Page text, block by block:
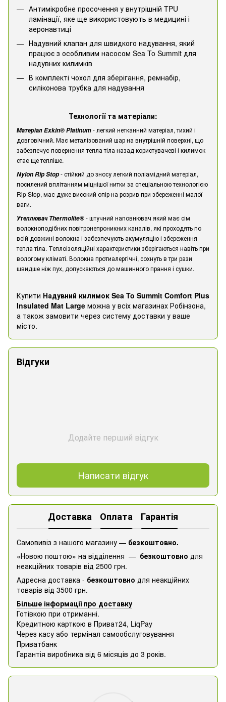
Антимікробне просочення у внутрішній TPU
ламінації, яке ще використовують в медицині і
аеронавтиці
Надувний клапан для швидкого надування, який
працює з особливим насосом Sea To Summit для
надувних килимків
В комплекті чохол для зберігання, ремнабір,
силіконова трубка для надування
Технології та матеріали:
Матеріал Exkin® Platinum- легкий нетканний матеріал, тихий і
довговічний. Має металізований шар на внутрішній поверхні, що
забезпечує повернення тепла тіла назад користувачеві і килимок
стає ще тепліше.
Nylon Rip Stop- стійкий до зносу легкий поліамідний матеріал,
посилений вплітанням міцнішої нитки за спеціальною технологією
Rip Stop, має дуже високий опір на розрив при збереженні малої
ваги.
Утеплювач Thermolite®- штучний наповнювач який має сім
волокноподібних повітронепроникних каналів, які проходять по
всій довжині волокна і забезпечують акумуляцію і збереження
тепла тіла. Теплоізоляційні характеристики зберігаються навіть при
вологому кліматі. Волокна протиалергічні, сохнуть в три рази
швидше ніж пух, допускаються до машинного прання і сушки.
Купити Надувний килимок Sea To Summit Comfort Plus
Insulated Mat Large можна у всіх магазинах Робінзона,
а також замовити через систему доставки у ваше
місто.
Відгуки
Додайте перший відгук
Написати відгук
Доставка Оплата Гарантія
Самовивіз з нашого магазину — безкоштовно.
«Новою поштою» на відділення — безкоштовно для
неакційних товарів від 2500 грн.
Адресна доставка - безкоштовно для неакційних
товарів від 3500 грн.
Більше інформації про доставку
Готівкою при отриманні.
Кредитною карткою в Приват24, ​​LiqPay
Через касу або термінал самообслуговування
Приватбанк
Гарантія виробника від 6 місяців до 3 років.